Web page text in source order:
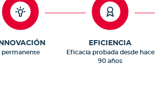
permanente
EFICIENCIA
Eficacia probada desde hace
90 años